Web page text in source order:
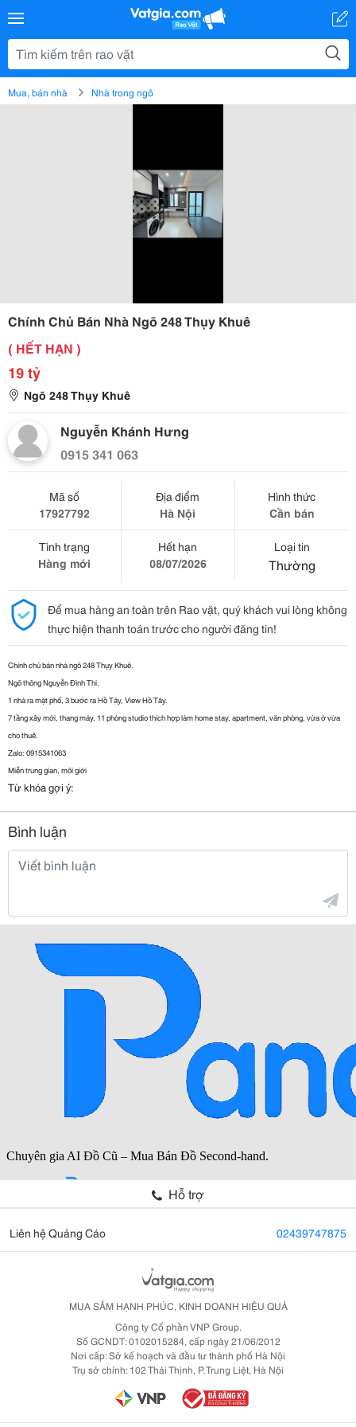
Mua, bán nhà Nhà trong ngõ
Chính Chủ Bán Nhà Ngõ 248 Thụy Khuê
( HẾT HẠN )
19 tỷ
Ngõ 248 Thụy Khuê
Nguyễn Khánh Hưng
0915 341 063
Mã số
17927792
Địa điểm
Hà Nội
Hình thức
Cần bán
Tình trạng
Hàng mới
Hết hạn
08/07/2026
Loại tin
Thường
Để mua hàng an toàn trên Rao vặt, quý khách vui lòng không
thực hiện thanh toán trước cho người đăng tin!
Chính chủ bán nhà ngõ 248 Thụy Khuê.
Ngõ thông Nguyễn Đình Thi.
1 nhà ra mặt phố, 3 bước ra Hồ Tây, View Hồ Tây.
7 tầng xây mới, thang máy, 11 phòng studio thích hợp làm home stay, apartment, văn phòng, vừa ở vừa
cho thuê.
Zalo: 0915341063
Miễn trung gian, môi giới
Từ khóa gợi ý:
Bình luận
Hỗ trợ
Liên hệ Quảng Cáo 02439747875
MUA SẮM HẠNH PHÚC, KINH DOANH HIỆU QUẢ
Công ty Cổ phần VNP Group.
Số GCNDT: 0102015284, cấp ngày 21/06/2012
Nơi cấp: Sở kế hoạch và đầu tư thành phố Hà Nội
Trụ sở chính: 102 Thái Thịnh, P. Trung Liệt, Hà Nội